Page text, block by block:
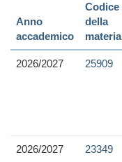
Anno
accademico
Codice
della
materia
2026/2027 25909
2026/2027 23349